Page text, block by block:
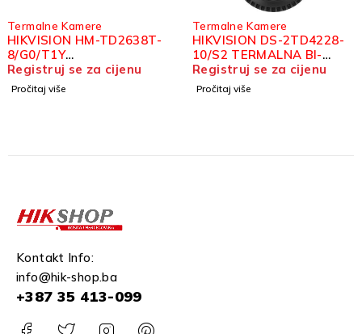
Kamere
HM-TD2638T-
T1Y
BI-
BULLET
se za cijenu
više
Termalne Kamere
HIKVISION DS-2TD4228-
10/S2 TERMALNA BI-
SPECTRUM IP SPEED
DOME KAMERA
Registruj se za cijenu
Pročitaj više
Kontakt Info:
info@hik-shop.ba
+387 35 413-099